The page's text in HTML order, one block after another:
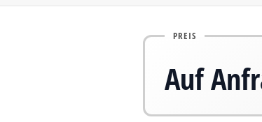
PREIS
Auf